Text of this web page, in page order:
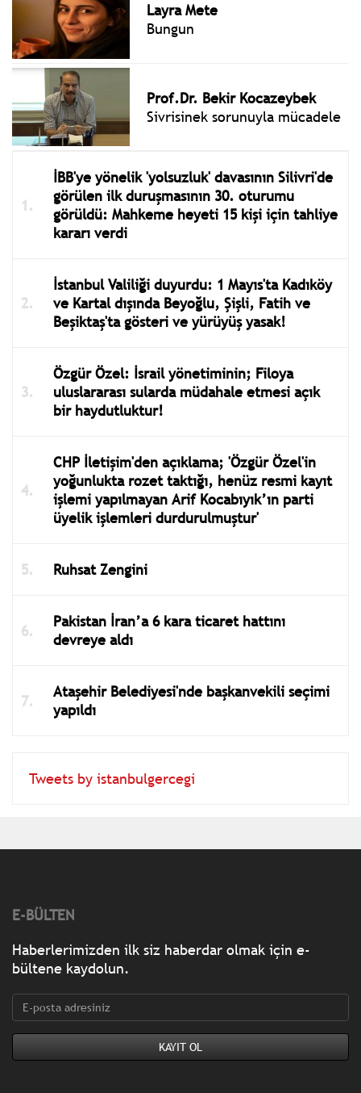
Layra Mete
Bungun
Prof.Dr. Bekir Kocazeybek
Sivrisinek sorunuyla mücadele
İBB'ye yönelik 'yolsuzluk' davasının Silivri'de
görülen ilk duruşmasının 30. oturumu
görüldü: Mahkeme heyeti 15 kişi için tahliye
kararı verdi
İstanbul Valiliği duyurdu: 1 Mayıs'ta Kadıköy
ve Kartal dışında Beyoğlu, Şişli, Fatih ve
Beşiktaş'ta gösteri ve yürüyüş yasak!
Özgür Özel: İsrail yönetiminin; Filoya
uluslararası sularda müdahale etmesi açık
bir haydutluktur!
CHP İletişim'den açıklama; 'Özgür Özel'in
yoğunlukta rozet taktığı, henüz resmi kayıt
işlemi yapılmayan Arif Kocabıyık’ın parti
üyelik işlemleri durdurulmuştur'
Ruhsat Zengini
Pakistan İran’a 6 kara ticaret hattını
devreye aldı
Ataşehir Belediyesi'nde başkanvekili seçimi
yapıldı
Tweets by istanbulgercegi
E-BÜLTEN
Haberlerimizden ilk siz haberdar olmak için e-
bültene kaydolun.